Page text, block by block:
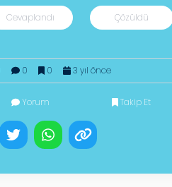
Cevaplandı Çözüldü
0 0 3 yıl önce
Yorum Takip Et